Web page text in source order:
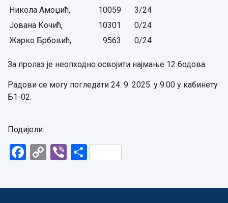
Никола Амоџић,
10059
3/24
Јована Кочић,
10301
0/24
Жарко Брбовић,
9563 0/24
За пролаз је неопходно освојити најмање 12 бодова.
Радови се могу погледати 24. 9. 2025. у 9.00 у кабинету
Б1-02.
Подијели:
Facebook
CopyViberShare